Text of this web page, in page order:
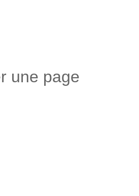
une page